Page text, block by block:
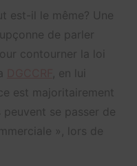
est-il le même? Une
de parler
contourner la loi
, en lui
est majoritairement
se passer de
», lors de